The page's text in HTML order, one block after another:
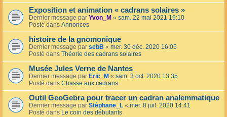
Exposition et animation « cadrans solaires »
Dernier message par Yvon_M « sam. 22 mai 2021 19:10
Posté dans Annonces
histoire de la gnomonique
Dernier message par sebB « mer. 30 déc. 2020 16:05
Posté dans Théorie des cadrans solaires
Musée Jules Verne de Nantes
Dernier message par Eric_M « sam. 3 oct. 2020 13:35
Posté dans Chasse aux cadrans
Outil GeoGebra pour tracer un cadran analemmatique
Dernier message par Stéphane_L « mer. 8 juil. 2020 14:41
Posté dans Le coin des débutants